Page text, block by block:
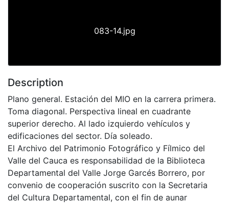
083-14.jpg
Description
Plano general. Estación del MIO en la carrera primera.
Toma diagonal. Perspectiva lineal en cuadrante
superior derecho. Al lado izquierdo vehículos y
edificaciones del sector. Día soleado.
El Archivo del Patrimonio Fotográfico y Fílmico del
Valle del Cauca es responsabilidad de la Biblioteca
Departamental del Valle Jorge Garcés Borrero, por
convenio de cooperación suscrito con la Secretaria
del Cultura Departamental, con el fin de aunar